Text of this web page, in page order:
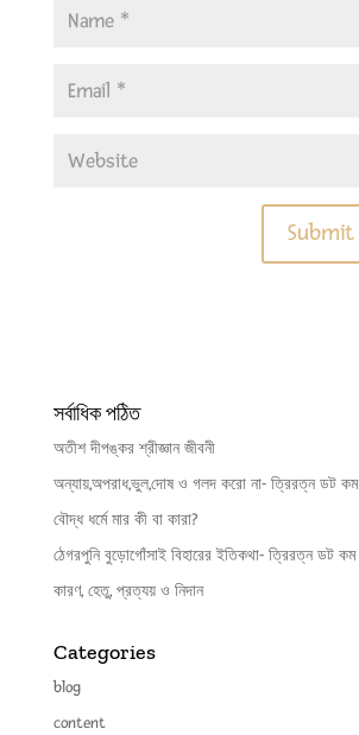
সর্বাধিক পঠিত
অতীশ দীপঙ্কর শ্রীজ্ঞান জীবনী
অন্যায়,অপরাধ,ভুল,দোষ ও গলদ করো না- ত্রিরত্ন ডট কম
বৌদ্ধ ধর্মে মার কী বা কারা?
ঠেগরপুনি বুড়োগোঁসাই বিহারের ইতিকথা- ত্রিরত্ন ডট কম
কারণ, হেতু, প্রত্যয় ও নিদান
Categories
blog
content